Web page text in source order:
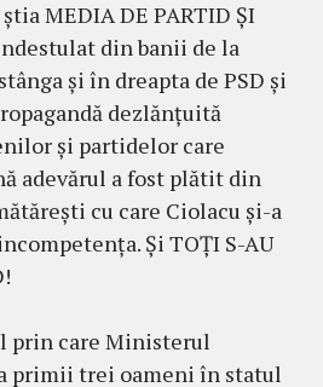
MEDIA DE PARTID ȘI
din banii de la
și în dreapta de PSD și
dezlănțuită
și partidelor care
adevărul a fost plătit din
cu care Ciolacu și-a
Și TOȚI S-AU
prin care Ministerul
primii trei oameni în statul